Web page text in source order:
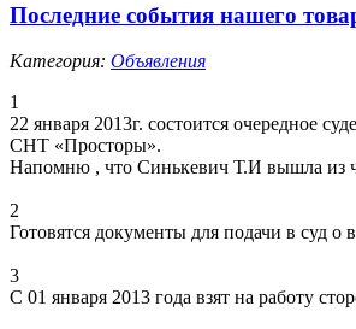
Последние события нашего
Категория: Объявления
1
22 января 2013г. состоится очередное
СНТ «Просторы».
Напомню , что Синькевич Т.И вышла из
2
Готовятся документы для подачи в суд
3
С 01 января 2013 года взят на работу